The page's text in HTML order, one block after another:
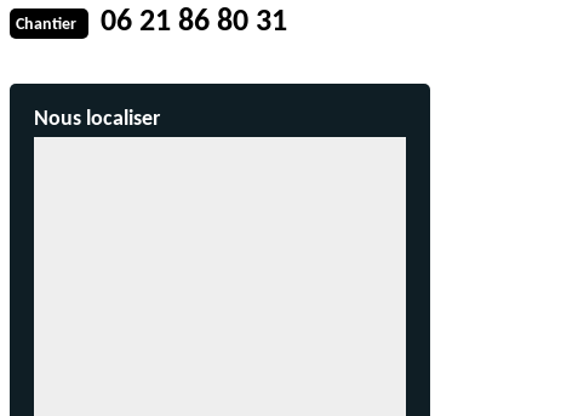
Chantier 06 21 86 80 31
Nous localiser